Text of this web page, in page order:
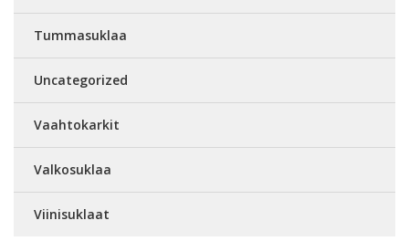
Tummasuklaa
Uncategorized
Vaahtokarkit
Valkosuklaa
Viinisuklaat